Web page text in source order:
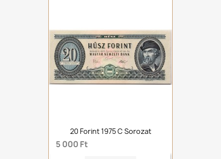
20 Forint 1975 C Sorozat
5 000 Ft